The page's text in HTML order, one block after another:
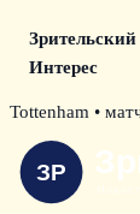
Зрительский
Интерес
Skip
content
Tottenham •